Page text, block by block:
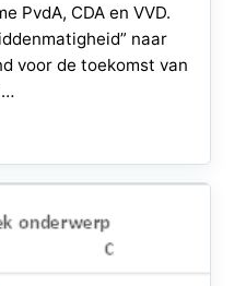
PvdA, CDA en VVD.
naar
voor de toekomst van